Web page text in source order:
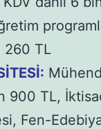
260 TL
900 TL,
Fen-